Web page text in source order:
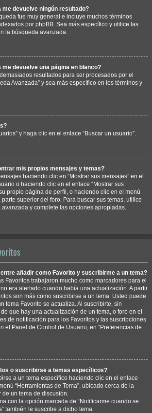
me devuelve ningún resultado?
fue muy general e incluye muchos términos
por phpBB. Sea más específico y utilice las
la búsqueda avanzada.
me devuelve una página en blanco?
resultados para ser procesados por el
Avanzada” y sea más específico en los términos y
y haga clic en el enlace “Buscar un usuario”.
mis propios mensajes y temas?
haciendo clic en “Mostrar sus mensajes” en el
o haciendo clic en el enlace “Mostrar sus
propio página de perfil, o haciendo clic en el menú
parte superior del foro. Para buscar sus temas, utilice
y complete las opciones apropiadas.
añadir como Favorito y suscribirme a un tema?
Favoritos trabajaron mucho como marcadores para el
era alertado cuando había una actualización. A partir
son más como suscribirse a un tema. Usted puede
tema Favorito se actualiza. Al suscribirte, sin
que hay una actualización de un tema, o foro en el
de notificación para los Favoritos y las suscripciones
el Panel de Control de Usuario, en “Preferencias de
o suscribirse a temas específicos?
a un tema específico haciendo clic en el enlace
“Herramientas de Tema”, ubicado cerca de la
un tema de discusión.
con la opción marcada de “Notificarme cuando se
también le suscribe a dicho tema.